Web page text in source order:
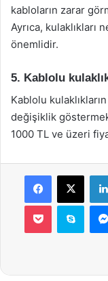
kabloların zarar
Ayrıca, kulaklıkları
önemlidir.
5. Kablolu
Kablolu
değişiklik
1000 TL ve üzeri
Facebook
X
Pocket